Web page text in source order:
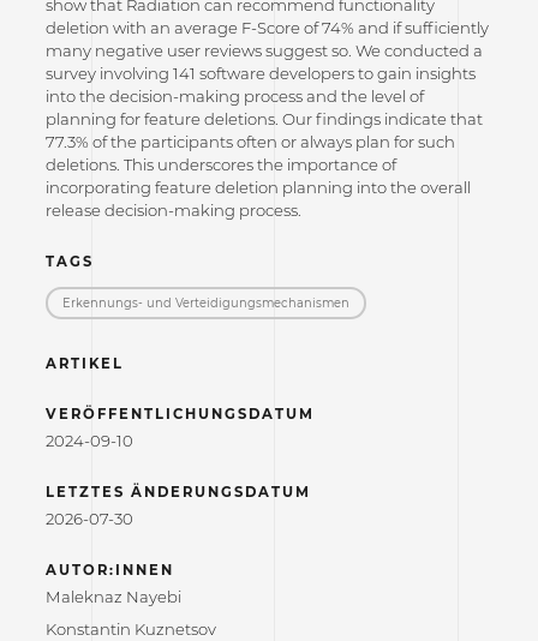
show that Radiation can recommend functionality
deletion with an average F-Score of 74% and if sufficiently
many negative user reviews suggest so. We conducted a
survey involving 141 software developers to gain insights
into the decision-making process and the level of
planning for feature deletions. Our findings indicate that
77.3% of the participants often or always plan for such
deletions. This underscores the importance of
incorporating feature deletion planning into the overall
release decision-making process.
TAGS
Erkennungs- und Verteidigungs­mechanismen
ARTIKEL
VERÖFFENTLICHUNGSDATUM
2024-09-10
LETZTES ÄNDERUNGSDATUM
2026-07-30
AUTOR:INNEN
Maleknaz Nayebi
Konstantin Kuznetsov